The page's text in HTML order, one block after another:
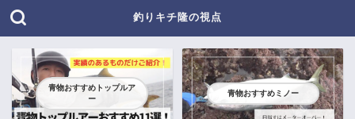
釣りキチ隆の視点
青物おすすめトップルア
ー
青物おすすめミノー